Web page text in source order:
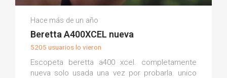
Antonio D.
(0)
Hace más de un año
Beretta A400XCEL nueva
5205 usuarios lo vieron
Escopeta beretta a400 xcel. completamente
nueva solo usada una vez por probarla. unico